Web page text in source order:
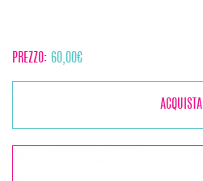
PREZZO: 60,00€
ACQUISTA